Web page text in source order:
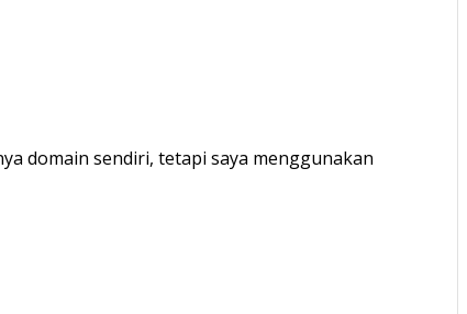
domain sendiri, tetapi saya menggunakan